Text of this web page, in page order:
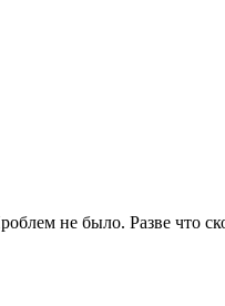
не было. Разве что